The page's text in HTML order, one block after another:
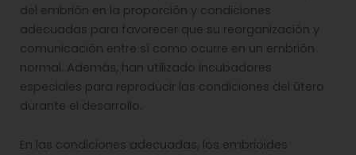
del embrión en la proporción y condiciones
adecuadas para favorecer que su reorganización y
comunicación entre sí como ocurre en un embrión
normal. Además, han utilizado incubadores
especiales para reproducir las condiciones del útero
durante el desarrollo.
En las condiciones adecuadas, los embrioides